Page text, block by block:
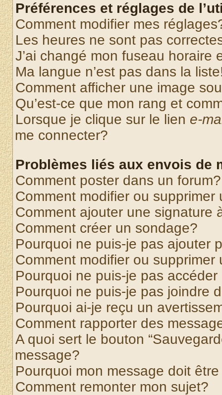
Préférences et réglages de
Comment modifier mes
Les heures ne sont pas
J’ai changé mon fuseau horaire
Ma langue n’est pas dans la
Comment afficher une image
Qu’est-ce que mon rang et
Lorsque je clique sur le lien e-
me connecter?
Problèmes liés aux envois de
Comment poster dans un forum?
Comment modifier ou supprimer
Comment ajouter une signature
Comment créer un sondage?
Pourquoi ne puis-je pas ajouter
Comment modifier ou supprimer
Pourquoi ne puis-je pas
Pourquoi ne puis-je pas joindre
Pourquoi ai-je reçu un
Comment rapporter des
A quoi sert le bouton
message?
Pourquoi mon message doit
Comment remonter mon sujet?